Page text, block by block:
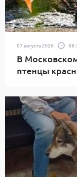
07 августа 2026
В
птенцы